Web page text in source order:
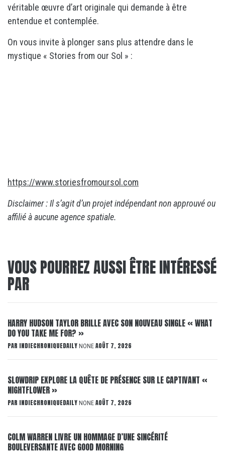
véritable œuvre d’art originale qui demande à être
entendue et contemplée.
On vous invite à plonger sans plus attendre dans le
mystique « Stories from our Sol » :
https://www.storiesfromoursol.com
Disclaimer : Il s’agit d’un projet indépendant non approuvé ou
affilié à aucune agence spatiale.
VOUS POURREZ AUSSI ÊTRE INTÉRESSÉ
PAR
HARRY HUDSON TAYLOR BRILLE AVEC SON NOUVEAU SINGLE « WHAT
DO YOU TAKE ME FOR? »
PAR INDIECHRONIQUEDAILY NONE AOÛT 7, 2026
SLOWDRIP EXPLORE LA QUÊTE DE PRÉSENCE SUR LE CAPTIVANT «
NIGHTFLOWER »
PAR INDIECHRONIQUEDAILY NONE AOÛT 7, 2026
COLM WARREN LIVRE UN HOMMAGE D’UNE SINCÉRITÉ
BOULEVERSANTE AVEC GOOD MORNING